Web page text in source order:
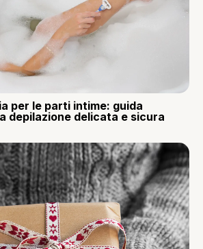
per le parti intime: guida
depilazione delicata e sicura